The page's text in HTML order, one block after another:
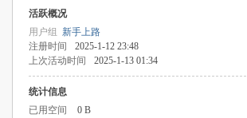
活跃概况
用户组 新手上路
注册时间
2025-1-12 23:48
上次活动时间
2025-1-13 01:34
统计信息
已用空间
0 B